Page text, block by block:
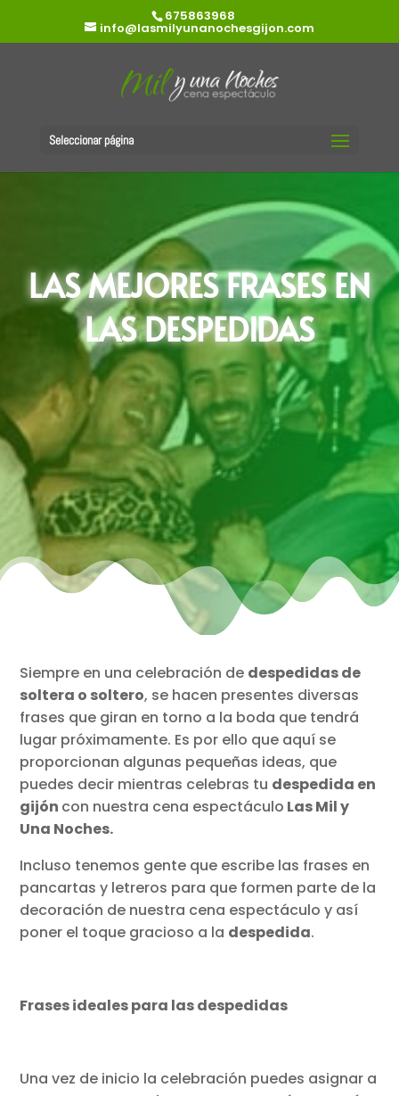
675863968
info@lasmilyunanochesgijon.com
Seleccionar página
LAS MEJORES FRASES EN
LAS DESPEDIDAS
Siempre en una celebración de despedidas de
soltera o soltero, se hacen presentes diversas
frases que giran en torno a la boda que tendrá
lugar próximamente. Es por ello que aquí se
proporcionan algunas pequeñas ideas, que
puedes decir mientras celebras tu despedida en
gijón con nuestra cena espectáculo Las Mil y
Una Noches.
Incluso tenemos gente que escribe las frases en
pancartas y letreros para que formen parte de la
decoración de nuestra cena espectáculo y así
poner el toque gracioso a la despedida.
Frases ideales para las despedidas
Una vez de inicio la celebración puedes asignar a